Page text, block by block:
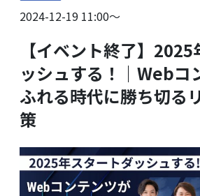
Youtube
ウェビナー
導入事例
メディア掲載
会社概要
2024-12-19 11:00〜
【イベント終了】
ッシュする！｜Webコ
ふれる時代に勝ち切る
策